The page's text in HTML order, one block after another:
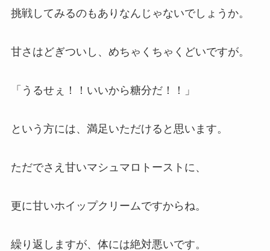
挑戦してみるのもありなんじゃないでしょうか。
甘さはどぎついし、めちゃくちゃくどいですが。
「うるせぇ！！いいから糖分だ！！」
という方には、満足いただけると思います。
ただでさえ甘いマシュマロトーストに、
更に甘いホイップクリームですからね。
繰り返しますが、体には絶対悪いです。